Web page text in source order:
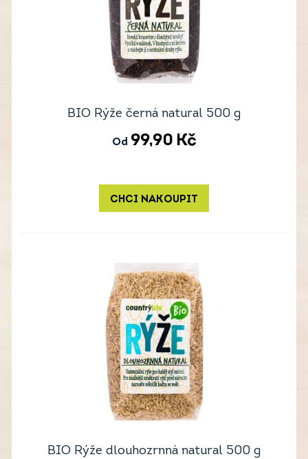
BIO Rýže černá natural 500 g
Od 99,90 Kč
CHCI NAKOUPIT
BIO Rýže dlouhozrnná natural 500 g